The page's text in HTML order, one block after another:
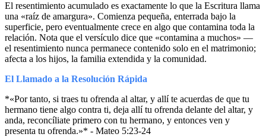
El resentimiento acumulado es exactamente lo que la Escritura llama
una «raíz de amargura». Comienza pequeña, enterrada bajo la
superficie, pero eventualmente crece en algo que contamina toda la
relación. Nota que el versículo dice que «contamina a muchos» —
el resentimiento nunca permanece contenido solo en el matrimonio;
afecta a los hijos, la familia extendida y la comunidad.
El Llamado a la Resolución Rápida
*«Por tanto, si traes tu ofrenda al altar, y allí te acuerdas de que tu
hermano tiene algo contra ti, deja allí tu ofrenda delante del altar, y
anda, reconcíliate primero con tu hermano, y entonces ven y
presenta tu ofrenda.»* - Mateo 5:23-24